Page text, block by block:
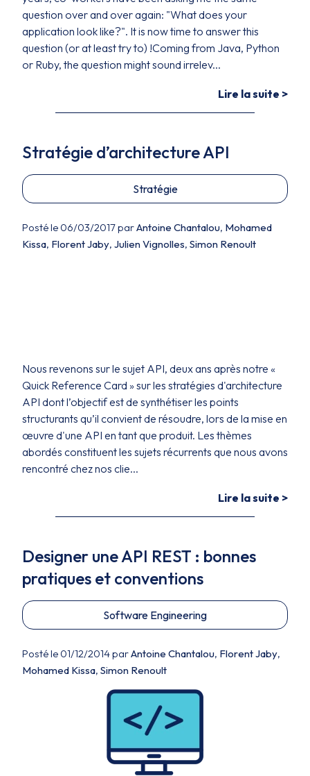
question over and over again: "What does your
application look like?". It is now time to answer this
question (or at least try to) !Coming from Java, Python
or Ruby, the question might sound irrelev...
Lire la suite >
Stratégie d’architecture API
Stratégie
Posté le 06/03/2017 parAntoine Chantalou, Mohamed
Kissa, Florent Jaby, Julien Vignolles, Simon Renoult
Nous revenons sur le sujet API, deux ans après notre «
Quick Reference Card » sur les stratégies d'architecture
API dont l’objectif est de synthétiser les points
structurants qu’il convient de résoudre, lors de la mise en
œuvre d'une API en tant que produit. Les thèmes
abordés constituent les sujets récurrents que nous avons
rencontré chez nos clie...
Lire la suite >
Designer une API REST : bonnes
pratiques et conventions
Software Engineering
Posté le 01/12/2014 parAntoine Chantalou, Florent Jaby,
Mohamed Kissa, Simon Renoult